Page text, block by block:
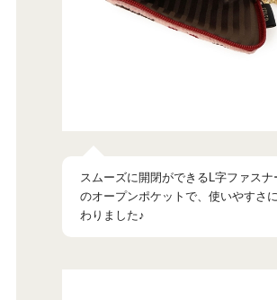
スムーズに開閉ができるL字ファスナ
のオープンポケットで、使いやすさ